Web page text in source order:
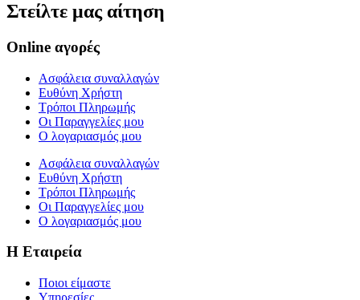
Στείλτε μας αίτηση
Online αγορές
Ασφάλεια συναλλαγών
Ευθύνη Χρήστη
Τρόποι Πληρωμής
Οι Παραγγελίες μου
Ο λογαριασμός μου
Ασφάλεια συναλλαγών
Ευθύνη Χρήστη
Τρόποι Πληρωμής
Οι Παραγγελίες μου
Ο λογαριασμός μου
Η Εταιρεία
Ποιοι είμαστε
Υπηρεσίες